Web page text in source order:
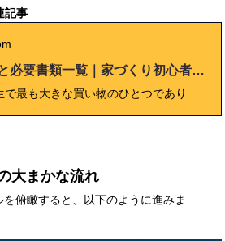
記事
注文住宅契約の流れと必要書類一覧｜家づくり初心者必見
大まかな流れ
俯瞰すると、以下のように進みま